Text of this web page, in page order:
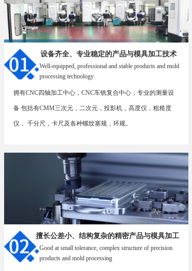
拥有CNC四轴加工中心，CNC车铣复合中心；专业的测量设
备 包括有CMM三次元，二次元，投影机，高度仪，粗糙度
仪， 千分尺，卡尺及各种螺纹塞规，环规。
设备齐全、专业稳定的产品与模具加工技术
Well-equipped, professional and stable products and mold
processing technology
擅长公差小、结构复杂的精密产品与模具加工
Good at small tolerance, complex structure of precision
products and mold processing